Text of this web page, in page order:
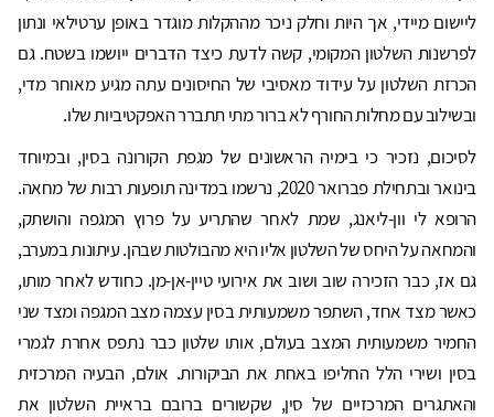
ליישום מיידי, אך היות וחלק ניכר מההקלות מוגדר באופן ערטילאי ונתון
לפרשנות השלטון המקומי, קשה לדעת כיצד הדברים ייושמו בשטח. גם
הכרזת השלטון על עידוד מאסיבי של החיסונים עתה מגיע מאוחר מדי,
ובשילוב עם מחלות החורף לא ברור מתי תתברר האפקטיביות שלו.
לסיכום, נזכיר כי בימיה הראשונים של מגפת הקורונה בסין, ובמיוחד
בינואר ובתחילת פברואר 2020, נרשמו במדינה תופעות רבות של מחאה.
הרופא לי וון-ליאנג, שמת לאחר שהתריע על פרוץ המגפה והושתק,
והמחאה על היחס של השלטון אליו היא מהבולטות שבהן. עיתונות במערב,
גם אז, כבר הזכירה שוב ושוב את אירועי טיין-אן-מן. כחודש לאחר מותו,
כאשר מצד אחד, השתפר משמעותית בסין עצמה מצב המגפה ומצד שני
החמיר משמעותית המצב בעולם, אותו שלטון כבר נתפס אחרת לגמרי
בסין ושירי הלל החליפו באחת את הביקורות. אולם, הבעיה המרכזית
והאתגרים המרכזיים של סין, שקשורים ברובם בראיית השלטון את